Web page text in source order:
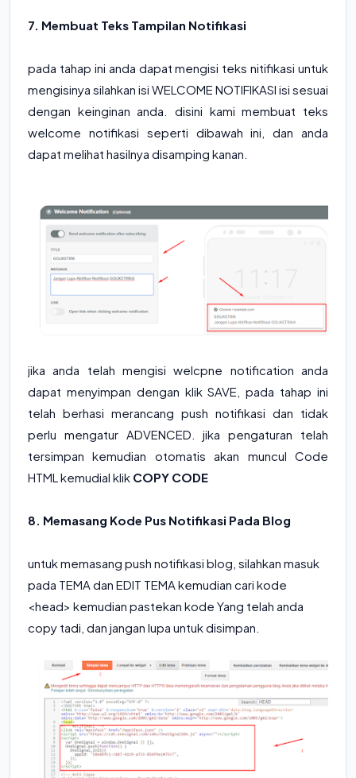
7. Membuat Teks Tampilan Notifikasi
pada tahap ini anda dapat mengisi teks nitifikasi untuk
mengisinya silahkan isi WELCOME NOTIFIKASI isi sesuai
dengan keinginan anda. disini kami membuat teks
welcome notifikasi seperti dibawah ini, dan anda
dapat melihat hasilnya disamping kanan.
jika anda telah mengisi welcpne notification anda
dapat menyimpan dengan klik SAVE, pada tahap ini
telah berhasi merancang push notifikasi dan tidak
perlu mengatur ADVENCED. jika pengaturan telah
tersimpan kemudian otomatis akan muncul Code
HTML kemudial klik COPY CODE
8. Memasang Kode Pus Notifikasi Pada Blog
untuk memasang push notifikasi blog, silahkan masuk
pada TEMA dan EDIT TEMA kemudian cari kode
<head> kemudian pastekan kode Yang telah anda
copy tadi, dan jangan lupa untuk disimpan.